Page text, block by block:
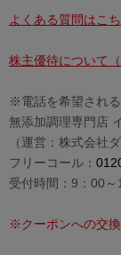
よくある質問はこ
株主優待について
※電話を希望される
無添加調理専門店
（運営：株式会社
フリーコール：
受付時間：9：00
※クーポンへの交